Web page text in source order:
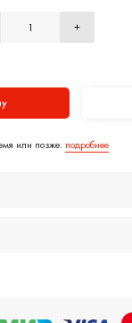
+
или позже: подробнее